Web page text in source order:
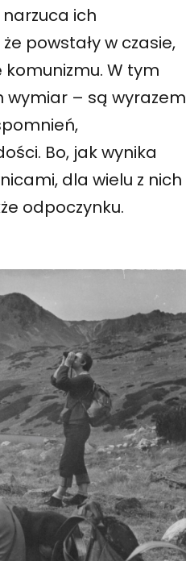
ich
powstały w czasie,
W tym
wymiar – są wyrazem
Bo, jak wynika
dla wielu z nich
odpoczynku.